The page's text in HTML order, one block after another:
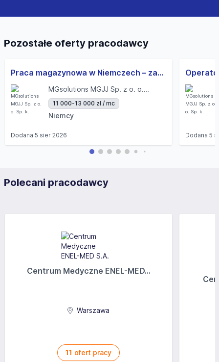
Pozostałe oferty pracodawcy
Praca magazynowa w Niemczech – zarobki na rękę od 2 do 2,5 tys. Eur! Mieszkanie firmowe!
MGsolutions MGJJ Sp. z o. o. Sp. k.
11 000-13 000 zł / mc
Niemcy
Dodana 5 sier 2026 Dodana5
Polecani pracodawcy
Centrum Medyczne ENEL-MED...
Warszawa
11 ofert pracy